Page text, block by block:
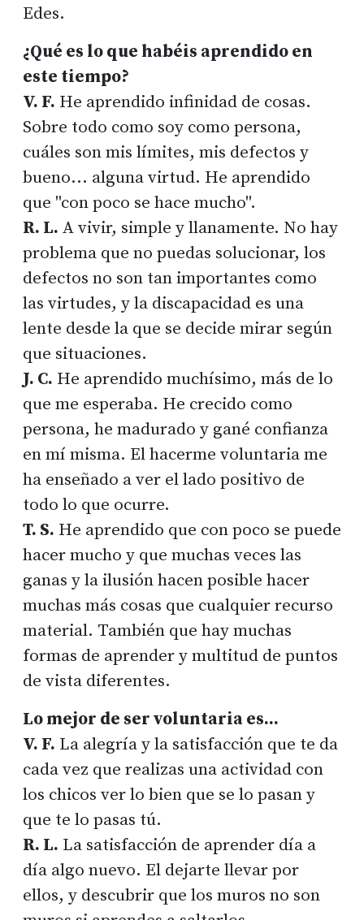
Edes.
¿Qué es lo que habéis aprendido en
este tiempo?
V. F. He aprendido infinidad de cosas.
Sobre todo como soy como persona,
cuáles son mis límites, mis defectos y
bueno... alguna virtud. He aprendido
que "con poco se hace mucho".
R. L. A vivir, simple y llanamente. No hay
problema que no puedas solucionar, los
defectos no son tan importantes como
las virtudes, y la discapacidad es una
lente desde la que se decide mirar según
que situaciones.
J. C. He aprendido muchísimo, más de lo
que me esperaba. He crecido como
persona, he madurado y gané confianza
en mí misma. El hacerme voluntaria me
ha enseñado a ver el lado positivo de
todo lo que ocurre.
T. S. He aprendido que con poco se puede
hacer mucho y que muchas veces las
ganas y la ilusión hacen posible hacer
muchas más cosas que cualquier recurso
material. También que hay muchas
formas de aprender y multitud de puntos
de vista diferentes.
Lo mejor de ser voluntaria es...
V. F. La alegría y la satisfacción que te da
cada vez que realizas una actividad con
los chicos ver lo bien que se lo pasan y
que te lo pasas tú.
R. L. La satisfacción de aprender día a
día algo nuevo. El dejarte llevar por
ellos, y descubrir que los muros no son